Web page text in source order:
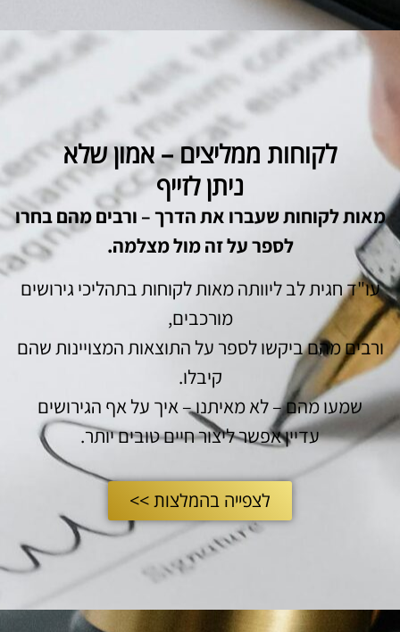
לקוחות ממליצים – אמון שלא
ניתן לזייף
מאות לקוחות שעברו את הדרך – ורבים מהם בחרו
לספר על זה מול מצלמה.
עו"ד חגית לב ליוותה מאות לקוחות בתהליכי גירושים
מורכבים,
ורבים מהם ביקשו לספר על התוצאות המצויינות שהם
קיבלו.
שמעו מהם – לא מאיתנו – איך על אף הגירושים
עדיין אפשר ליצור חיים טובים יותר.
לצפייה בהמלצות >>